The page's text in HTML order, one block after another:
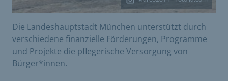
Die Landeshauptstadt München unterstützt durch
verschiedene finanzielle Förderungen, Programme
und Projekte die pflegerische Versorgung von
Bürger*innen.